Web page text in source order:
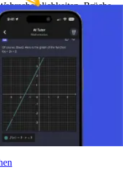
Brüche
und fördern logisches
und nutzen Sie den KI-